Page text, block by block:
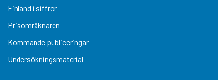
Finland i siffror
Prisomräknaren
Kommande publiceringar
Undersökningsmaterial